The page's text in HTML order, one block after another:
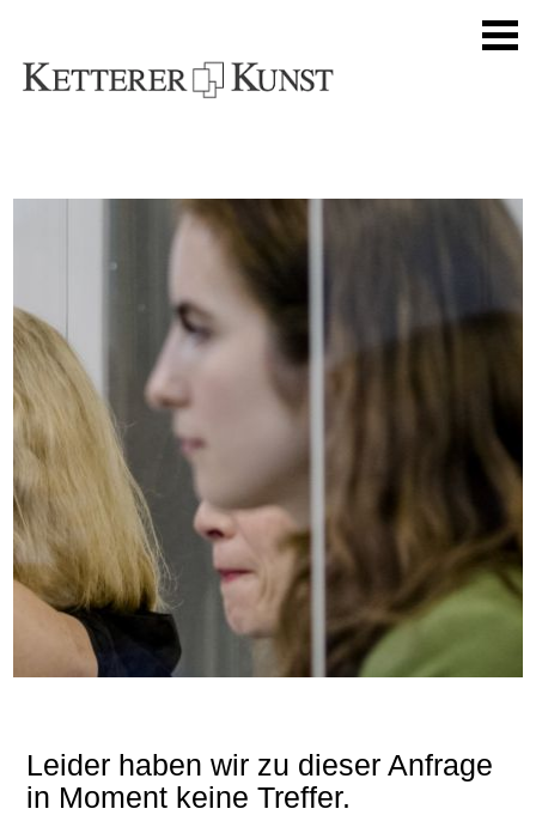
Leider haben wir zu dieser Anfrage
in Moment keine Treffer.